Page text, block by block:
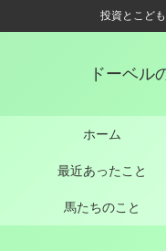
投資とこど
ドーベル
ホーム
最近あったこと
馬たちのこと